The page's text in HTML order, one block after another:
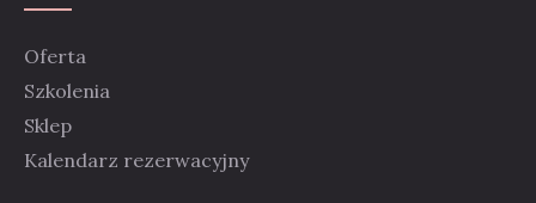
Oferta
Szkolenia
Sklep
Kalendarz rezerwacyjny